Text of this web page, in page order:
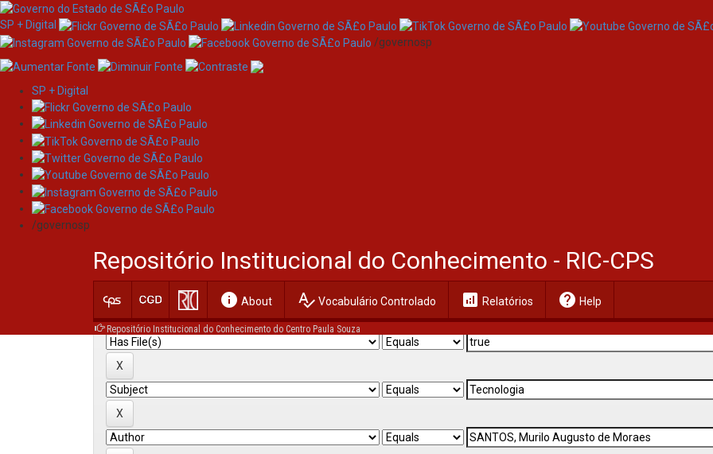
Skip
navigation
SP + Digital
/governosp
SP + Digital
/governosp
Repositório Institucional do Conhecimento - RIC-CPS
info About spellcheck Vocabulário Controlado analytics Relatórios help Help
Repositório Institucional do Conhecimento do Centro Paula Souza
Search
Current filters: